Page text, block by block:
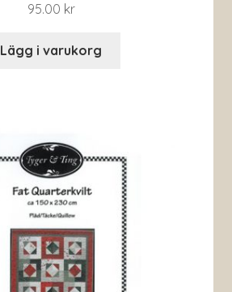
95.00 kr
Lägg i varukorg